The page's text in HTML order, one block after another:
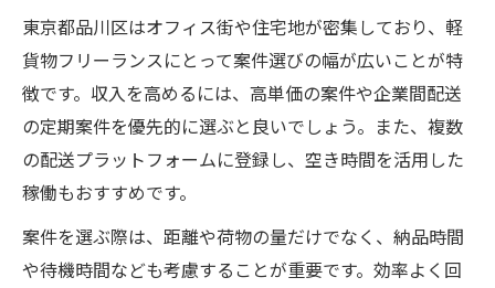
東京都品川区はオフィス街や住宅地が密集しており、軽
貨物フリーランスにとって案件選びの幅が広いことが特
徴です。収入を高めるには、高単価の案件や企業間配送
の定期案件を優先的に選ぶと良いでしょう。また、複数
の配送プラットフォームに登録し、空き時間を活用した
稼働もおすすめです。
案件を選ぶ際は、距離や荷物の量だけでなく、納品時間
や待機時間なども考慮することが重要です。効率よく回